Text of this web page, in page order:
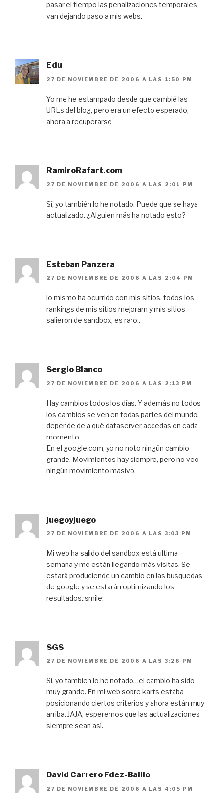
pasar el tiempo las penalizaciones temporales
van dejando paso a mis webs.
Edu
27 DE NOVIEMBRE DE 2006 A LAS 1:50 PM
Yo me he estampado desde que cambié las
URLs del blog, pero era un efecto esperado,
ahora a recuperarse
RamiroRafart.com
27 DE NOVIEMBRE DE 2006 A LAS 2:01 PM
Sí, yo también lo he notado. Puede que se haya
actualizado. ¿Alguien más ha notado esto?
Esteban Panzera
27 DE NOVIEMBRE DE 2006 A LAS 2:04 PM
lo mismo ha ocurrido con mis sitios, todos los
rankings de mis sitios mejorarn y mis sitios
salieron de sandbox, es raro..
Sergio Blanco
27 DE NOVIEMBRE DE 2006 A LAS 2:13 PM
Hay cambios todos los días. Y además no todos
los cambios se ven en todas partes del mundo,
depende de a qué dataserver accedas en cada
momento.
En el google.com, yo no noto ningún cambio
grande. Movimientos hay siempre, pero no veo
ningún movimiento masivo.
juegoyjuego
27 DE NOVIEMBRE DE 2006 A LAS 3:03 PM
Mi web ha salido del sandbox está ultima
semana y me están llegando más visitas. Se
estará produciendo un cambio en las busquedas
de google y se estarán optimizando los
resultados.:smile:
SGS
27 DE NOVIEMBRE DE 2006 A LAS 3:26 PM
Si, yo tambien lo he notado…el cambio ha sido
muy grande. En mi web sobre karts estaba
posicionando ciertos criterios y ahora están muy
arriba. JAJA, esperemos que las actualizaciones
siempre sean así.
David Carrero Fdez-Baillo
27 DE NOVIEMBRE DE 2006 A LAS 4:05 PM